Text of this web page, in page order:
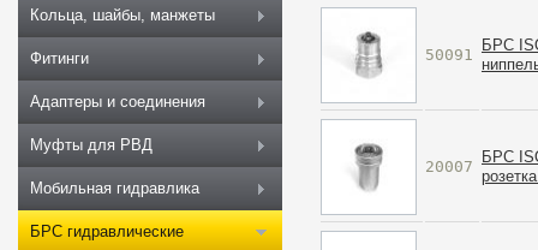
50091
БРС
20007
БРС
Кольца, шайбы, манжеты
Фитинги
Адаптеры и соединения
Муфты для РВД
Мобильная гидравлика
БРС гидравлические